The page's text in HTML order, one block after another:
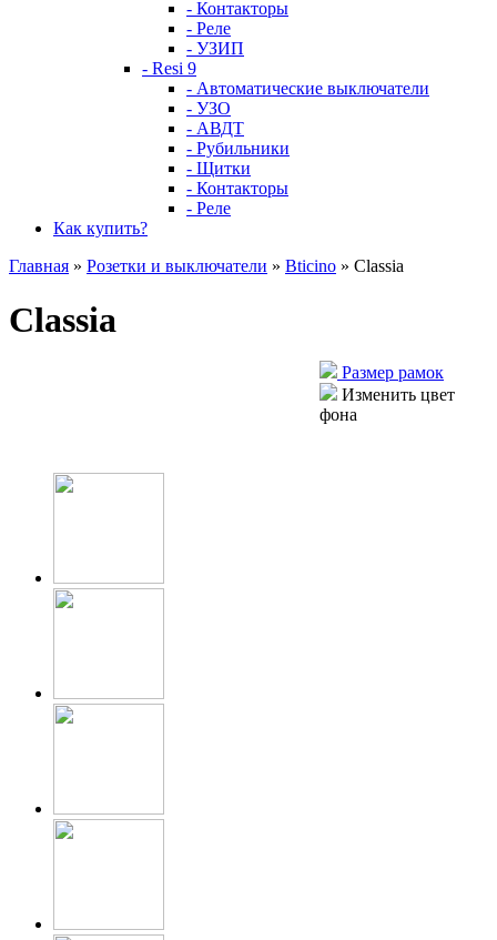
- Контакторы
- Реле
- УЗИП
- Resi 9
- Автоматические выключатели
- УЗО
- АВДТ
- Рубильники
- Щитки
- Контакторы
- Реле
Как купить?
Главная » Розетки и выключатели » Bticino » Classia
Classia
Размер рамок
Изменить цвет
фона